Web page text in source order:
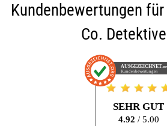
Kundenbewertungen für
Co.
AUSGEZEICHNET
Kundenbewertungen
SEHR GUT
4.92 / 5.00